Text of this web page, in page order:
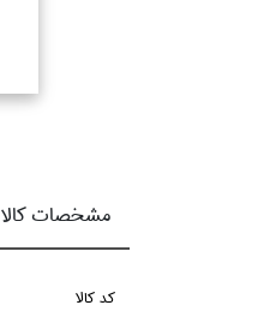
مشخصات کالا
كد كالا